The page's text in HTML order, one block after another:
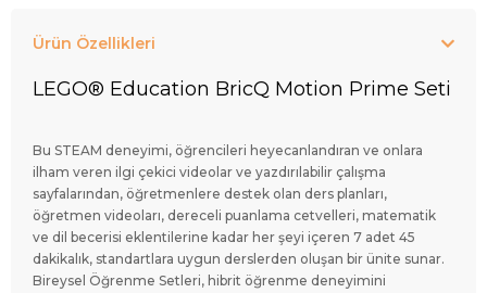
Ürün Özellikleri
LEGO® Education BricQ Motion Prime Seti
Bu STEAM deneyimi, öğrencileri heyecanlandıran ve onlara
ilham veren ilgi çekici videolar ve yazdırılabilir çalışma
sayfalarından, öğretmenlere destek olan ders planları,
öğretmen videoları, dereceli puanlama cetvelleri, matematik
ve dil becerisi eklentilerine kadar her şeyi içeren 7 adet 45
dakikalık, standartlara uygun derslerden oluşan bir ünite sunar.
Bireysel Öğrenme Setleri, hibrit öğrenme deneyimini